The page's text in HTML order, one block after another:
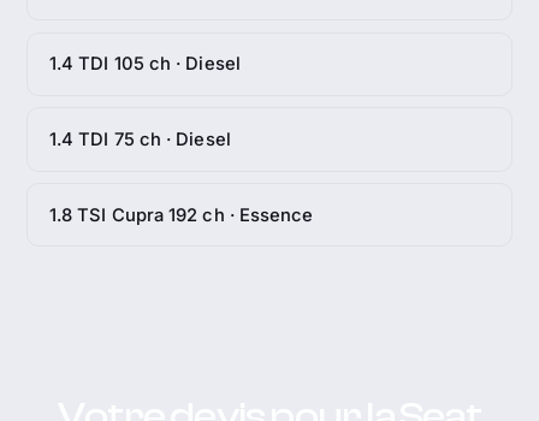
1.4 TDI 105 ch · Diesel
1.4 TDI 75 ch · Diesel
1.8 TSI Cupra 192 ch · Essence